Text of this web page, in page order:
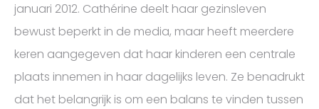
januari 2012. Cathérine deelt haar gezinsleven
bewust beperkt in de media, maar heeft meerdere
keren aangegeven dat haar kinderen een centrale
plaats innemen in haar dagelijks leven. Ze benadrukt
dat het belangrijk is om een balans te vinden tussen